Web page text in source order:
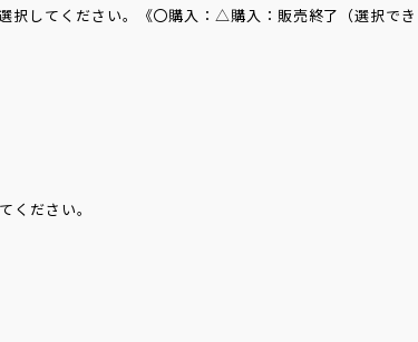
択してください。《〇購入：△購入：販売終了（選択でき
ください。